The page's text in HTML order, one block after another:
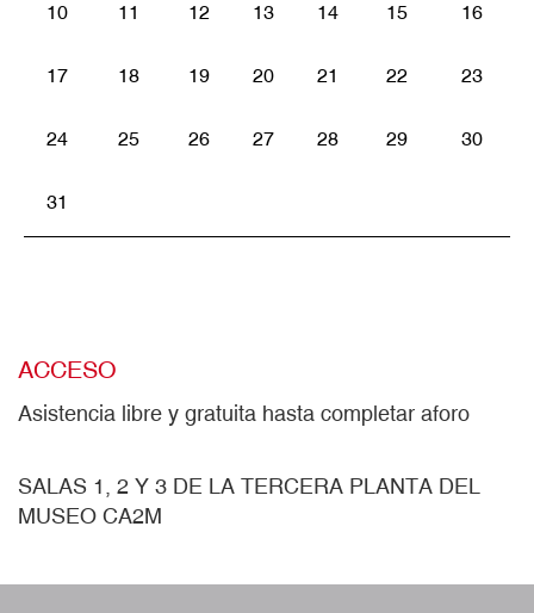
10 11 12 13 14 15 16
17 18 19 20 21 22 23
24 25 26 27 28 29 30
31
ACCESO
Asistencia libre y gratuita hasta completar aforo
SALAS 1, 2 Y 3 DE LA TERCERA PLANTA DEL
MUSEO CA2M